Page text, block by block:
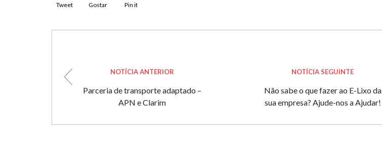
Tweet Gostar Pin it
NOTÍCIA ANTERIOR
Parceria de transporte adaptado –
APN e Clarim
NOTÍCIA SEGUINTE
Não sabe o que fazer ao E-Lixo da
sua empresa? Ajude-nos a Ajudar!